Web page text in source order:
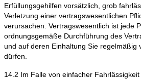
Erfüllungsgehilfen vorsätzlich, grob
Verletzung einer vertragswesentlichen
verursachen. Vertragswesentlich ist jede
ordnungsgemäße Durchführung des
und auf deren Einhaltung Sie regelmäßig
dürfen.
14.2 Im Falle von einfacher